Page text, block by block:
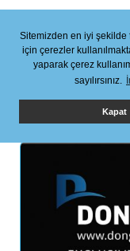
Sitemizden en iyi
için çerezler
yaparak çerez
sayılırsınız.
Kapat
DONGYEUN STEEL